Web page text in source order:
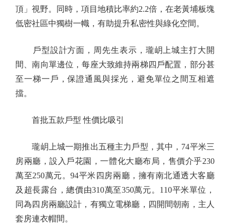
頂」視野。同時，項目地積比率約2.2倍，在老黃埔板塊
低密社區中獨樹一幟，有助提升私密性與綠化空間。
戶型設計方面，周先生表示，瓏岄上城主打大開
間、南向單邊位，每座大致維持兩梯四戶配置，部分甚
至一梯一戶，保證通風與採光，避免單位之間互相遮
擋。
首批五款戶型 性價比吸引
瓏岄上城一期推出五種主力戶型，其中，74平米三
房兩廳，設入戶花園，一體化大廳布局，售價介乎230
萬至250萬元。94平米四房兩廳，擁有南北通透大客廳
及超長露台，總價由310萬至350萬元。110平米單位，
同為四房兩廳設計，有獨立電梯廳，四開間朝南，主人
套房連衣帽間。